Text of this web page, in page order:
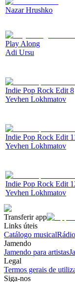
Nazar Hrushko
Play Along
Adi Ursu
Indie Pop Rock Edit 8
Yevhen Lokhmatov
Indie Pop Rock Edit
Yevhen Lokhmatov
Indie Pop Rock Edit
Yevhen Lokhmatov
Transferir app
Links úteis
Catálogo musical
Jamendo
Jamendo para artistas
Legal
Termos gerais de
Siga-nos